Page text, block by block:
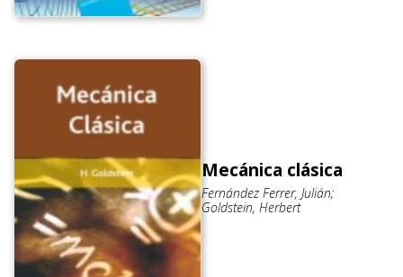
Mecánica clásica
Fernández Ferrer, Julián;
Goldstein, Herbert